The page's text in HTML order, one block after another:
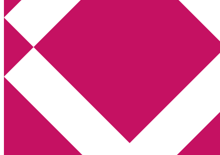
Annikas litteratur- och kulturblogg
Deckare, kriminalromaner, thrillers
Hem
Boktolva
Författarfemman
Kontakt
Webbshop Amazon